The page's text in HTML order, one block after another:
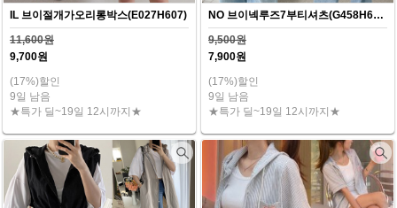
IL 브이절개가오리롱박스(E027H607)
11,600원
9,700원
(17%)할인
9일 남음
★특가 딜~19일 12시까지★
NO 브이넥루즈7부티셔츠(G458H607)
9,500원
7,900원
(17%)할인
9일 남음
★특가 딜~19일 12시까지★